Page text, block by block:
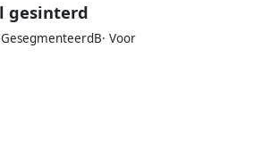
gesinterd
Voor